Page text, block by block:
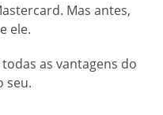
Mas antes,
ele.
as vantagens do
seu.